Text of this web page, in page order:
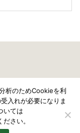
析のためCookieを利
入れが必要になりま
いては
さい。